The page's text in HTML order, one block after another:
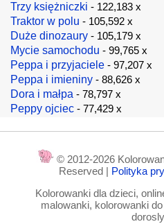
Trzy księżniczki - 122,183 x
Traktor w polu - 105,592 x
Duże dinozaury - 105,179 x
Mycie samochodu - 99,765 x
Peppa i przyjaciele - 97,207 x
Peppa i imieniny - 88,626 x
Dora i małpa - 78,797 x
Peppy ojciec - 77,429 x
© 2012-2026
Reserved | Polityka
Kolorowanki dla dzieci,
malowanki, kolorowanki